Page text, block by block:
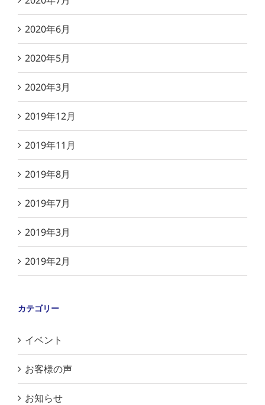
2020年6月
2020年5月
2020年3月
2019年12月
2019年11月
2019年8月
2019年7月
2019年3月
2019年2月
カテゴリー
イベント
お客様の声
お知らせ